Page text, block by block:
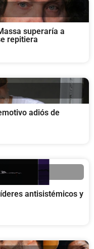
superaría a
repitiera
adiós de
antisistémicos y